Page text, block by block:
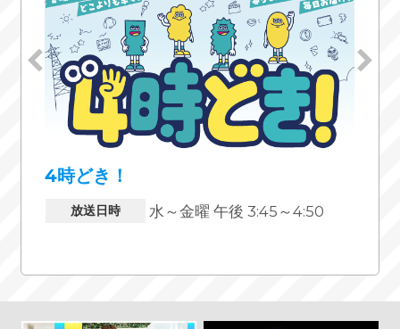
4時どき！
放送日時 水～金曜 午後 3:45～4:50